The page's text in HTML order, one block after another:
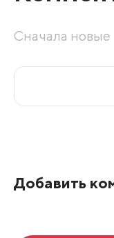
Сначала новые
Добавить